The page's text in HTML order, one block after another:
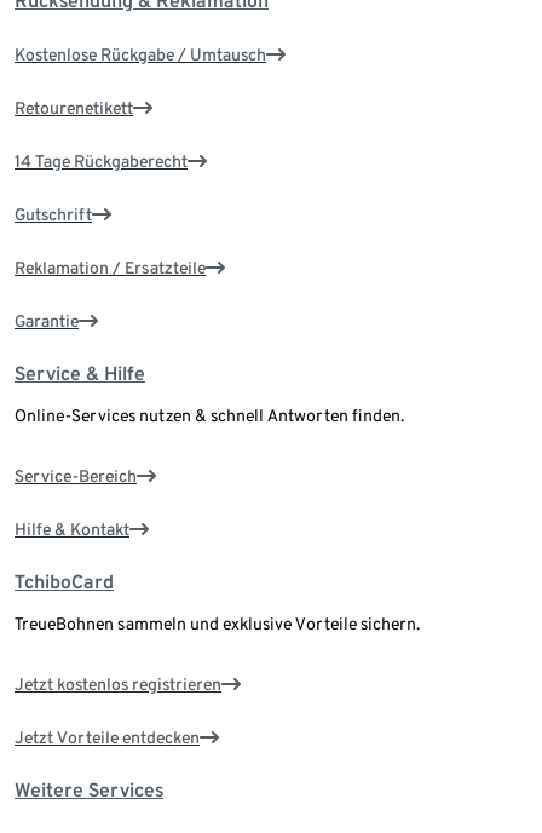
Kostenlose Rückgabe / Umtausch
Retourenetikett
14 Tage Rückgaberecht
Gutschrift
Reklamation / Ersatzteile
Garantie
Service & Hilfe
Online-Services nutzen & schnell Antworten finden.
Service-Bereich
Hilfe & Kontakt
TchiboCard
TreueBohnen sammeln und exklusive Vorteile sichern.
Jetzt kostenlos registrieren
Jetzt Vorteile entdecken
Weitere Services